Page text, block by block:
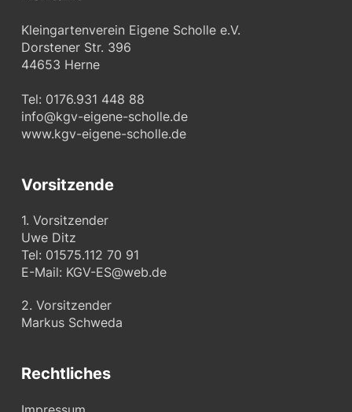
Kleingartenverein Eigene Scholle e.V.
Dorstener Str. 396
44653 Herne
Tel: 0176.931 448 88
info@kgv-eigene-scholle.de
www.kgv-eigene-scholle.de
Vorsitzende
1. Vorsitzender
Uwe Ditz
Tel: 01575.112 70 91
E-Mail: KGV-ES@web.de
2. Vorsitzender
Markus Schweda
Rechtliches